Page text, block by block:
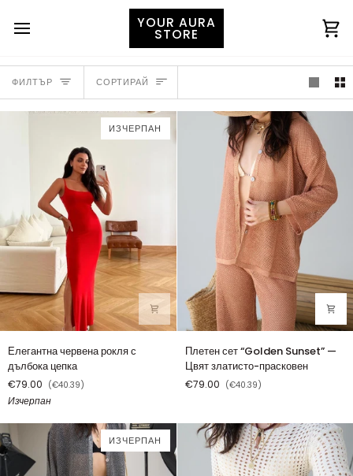
YOUR AURA
STORE
ФИЛТЪР СОРТИРАЙ
СОРТИРАЙ
ИЗЧЕРПАН
Елегантна
червена
рокля
с
дълбока
Елегантна червена рокля с
дълбока цепка
€79.00 (€40.39)
Изчерпан
Плетен
сет
“Golden
Sunset”
златисто-
прасковен
Плетен сет “Golden Sunset” —
Цвят златисто-прасковен
€79.00 (€40.39)
ИЗЧЕРПАН